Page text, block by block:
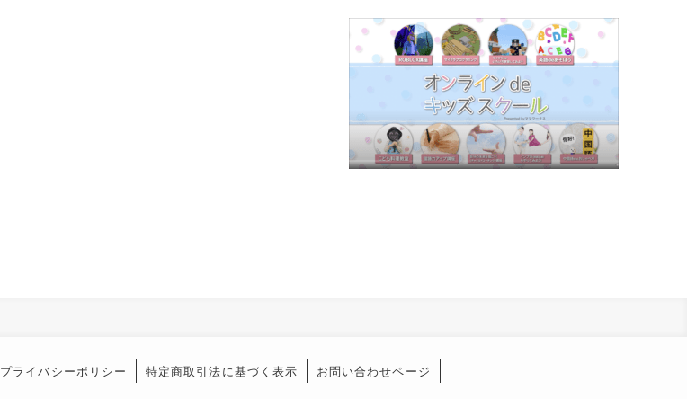
プライバシーポリシー 特定商取引法に基づく表示 お問い合わせページ